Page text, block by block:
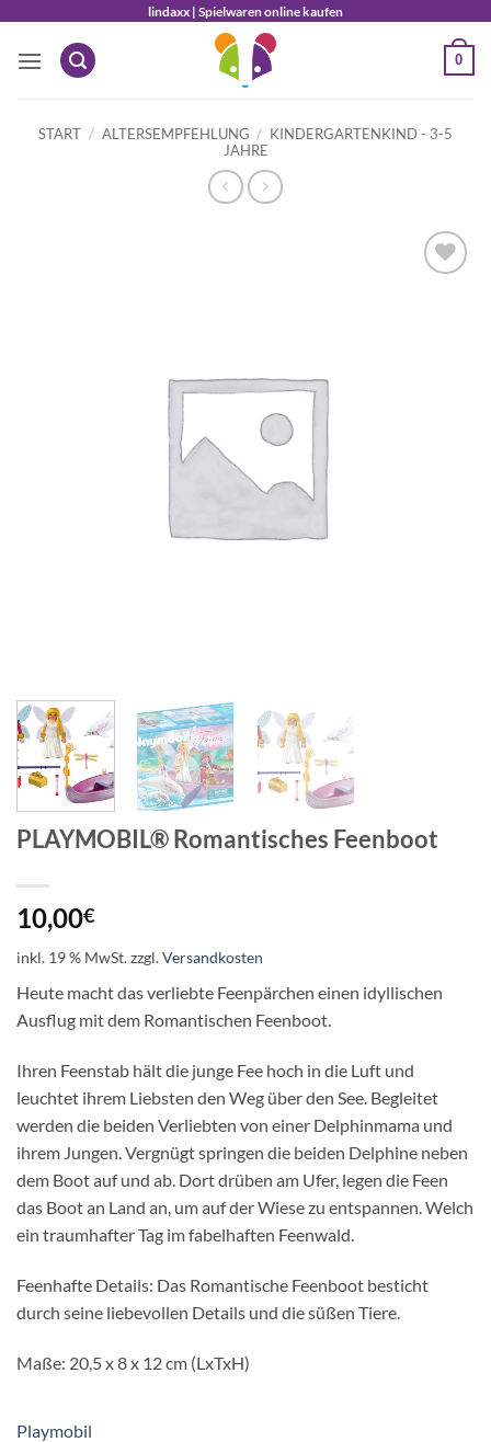
springen
lindaxx | Spielwaren online kaufen
0
START / ALTERSEMPFEHLUNG / KINDERGARTENKIND - 3-5
JAHRE
PLAYMOBIL® Romantisches Feenboot
10,00€
inkl. 19 % MwSt.zzgl.Versandkosten
Heute macht das verliebte Feenpärchen einen idyllischen
Ausflug mit dem Romantischen Feenboot.
Ihren Feenstab hält die junge Fee hoch in die Luft und
leuchtet ihrem Liebsten den Weg über den See. Begleitet
werden die beiden Verliebten von einer Delphinmama und
ihrem Jungen. Vergnügt springen die beiden Delphine neben
dem Boot auf und ab. Dort drüben am Ufer, legen die Feen
das Boot an Land an, um auf der Wiese zu entspannen. Welch
ein traumhafter Tag im fabelhaften Feenwald.
Feenhafte Details: Das Romantische Feenboot besticht
durch seine liebevollen Details und die süßen Tiere.
Maße: 20,5 x 8 x 12 cm (LxTxH)
Playmobil